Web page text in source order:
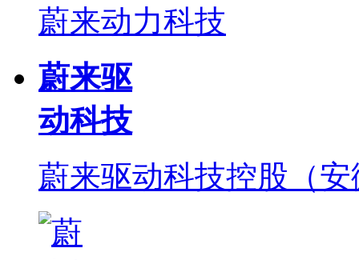
蔚来动力科技
蔚来驱
动科技
蔚来驱动科技控股（